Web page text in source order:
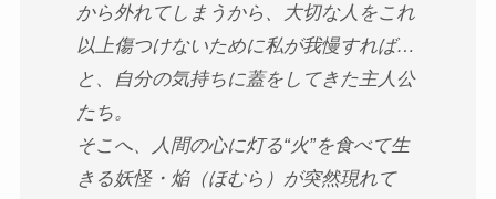
から外れてしまうから、大切な人をこれ
以上傷つけないために私が我慢すれば…
と、自分の気持ちに蓋をしてきた主人公
たち。
そこへ、人間の心に灯る“火”を食べて生
きる妖怪・焔（ほむら）が突然現れて